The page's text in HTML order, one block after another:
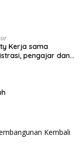
Kerja sama
pengajar dan